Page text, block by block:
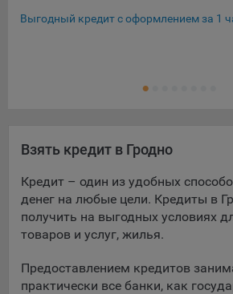
Выгодный кредит с оформлением за 1
Взять кредит в Гродно
Кредит – один из удобных
денег на любые цели. Кредиты в
получить на выгодных условиях
товаров и услуг, жилья.
Предоставлением кредитов
практически все банки, как